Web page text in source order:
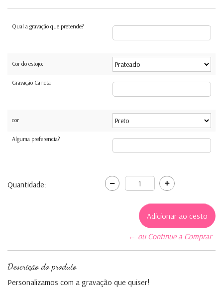
Qual a gravação que pretende?
Cor do estojo:
Gravação Caneta
cor
Alguma preferencia?
Quantidade:
← ou Continue a Comprar
Descrição do produto
Personalizamos com a gravação que quiser!